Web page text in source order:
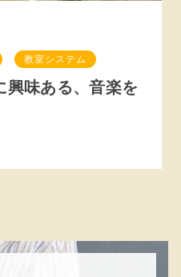
教室システム
興味ある、音楽を